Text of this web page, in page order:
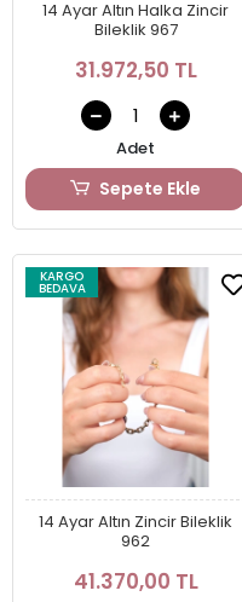
14 Ayar Altın Halka Zincir
Bileklik 967
31.972,50 TL
Adet
Sepete Ekle
KARGO
BEDAVA
14 Ayar Altın Zincir Bileklik
962
41.370,00 TL